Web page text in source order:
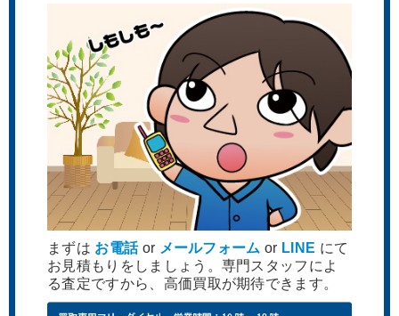
まずは お電話or メールフォーム or LINE にて
お見積もりをしましょう。専門スタッフによ
る査定ですから、高価買取が期待できます。